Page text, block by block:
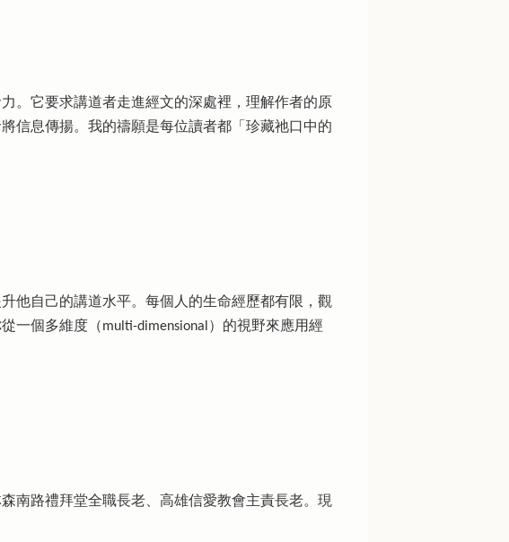
。它要求講道者走進經文的深處裡，理解作者的原
信息傳揚。我的禱願是每位讀者都「珍藏祂口中的
他自己的講道水平。每個人的生命經歷都有限，觀
一個多維度（multi-dimensional）的視野來應用經
南路禮拜堂全職長老、高雄信愛教會主責長老。現